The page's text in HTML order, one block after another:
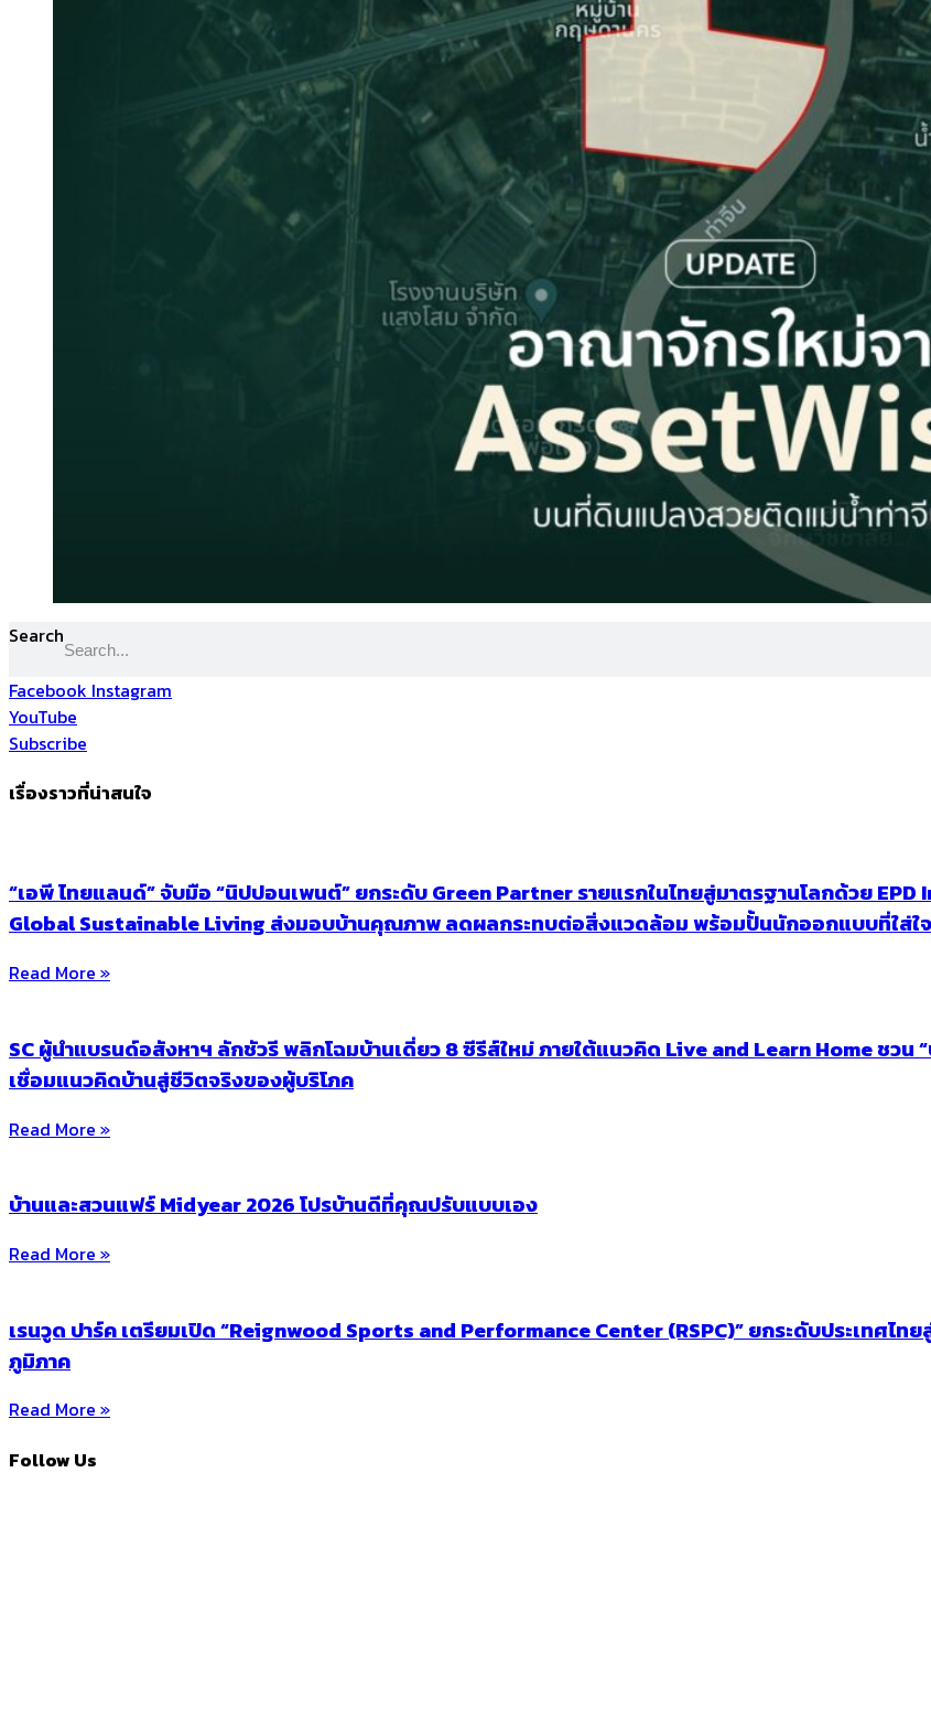
Search
Facebook Instagram
YouTube
Subscribe
เรื่องราวที่น่าสนใจ
“เอพี ไทยแลนด์” จับมือ “นิปปอนเพนต์” ยกระดับ Green Partner รายแรกในไทยสู่มาตรฐานโลกด้วย
Global Sustainable Living ส่งมอบบ้านคุณภาพ ลดผลกระทบต่อสิ่งแวดล้อม พร้อมปั้นนักออกแบบที่ใส่ใ
Read More »
SC ผู้นำแบรนด์อสังหาฯ ลักชัวรี พลิกโฉมบ้านเดี่ยว 8 ซีรีส์ใหม่ ภายใต้แนวคิด Live and Learn Home ชวน
เชื่อมแนวคิดบ้านสู่ชีวิตจริงของผู้บริโภค
Read More »
บ้านและสวนแฟร์ Midyear 2026 โปรบ้านดีที่คุณปรับแบบเอง
Read More »
เรนวูด ปาร์ค เตรียมเปิด “Reignwood Sports and Performance Center (RSPC)” ยกระดับประเทศ
ภูมิภาค
Read More »
Follow Us